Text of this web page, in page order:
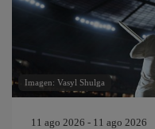
Imagen: Vasyl Shulga
11 ago 2026 - 11 ago 2026